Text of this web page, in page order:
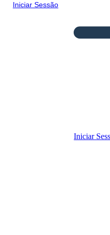
Iniciar Sessão
Iniciar
Copie